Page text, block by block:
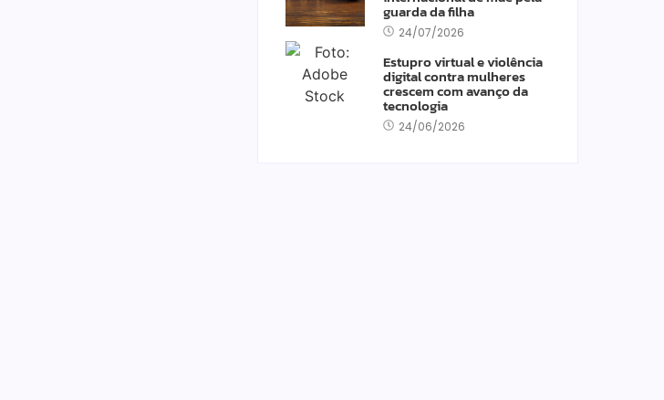
guarda da filha
24/07/2026
Estupro virtual e violência
digital contra mulheres
crescem com avanço da
tecnologia
24/06/2026